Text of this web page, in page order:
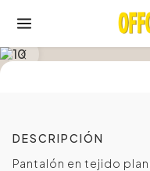
DESCRIPCIÓN
Pantalón en tejido